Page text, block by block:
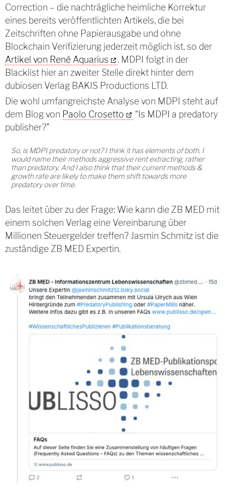
Correction – die nachträgliche heimliche Korrektur
eines bereits veröffentlichten Artikels, die bei
Zeitschriften ohne Papierausgabe und ohne
Blockchain Verifizierung jederzeit möglich ist, so der
Artikel von René Aquarius
. MDPI folgt in der
Blacklist hier an zweiter Stelle direkt hinter dem
dubiosen Verlag BAKIS Productions LTD.
Die wohl umfangreichste Analyse von MDPI steht auf
dem Blog von Paolo Crosetto
“Is MDPI a predatory
publisher?”
So, is MDPI predatory or not? I think it has elements of both. I
would name their methods aggressive rent extracting, rather
than predatory. And I also think that their current methods &
growth rate are likely to make them shift towards more
predatory over time.
Das leitet über zu der Frage: Wie kann die ZB MED mit
einem solchen Verlag eine Vereinbarung über
Millionen Steuergelder treffen? Jasmin Schmitz ist die
zuständige ZB MED Expertin.